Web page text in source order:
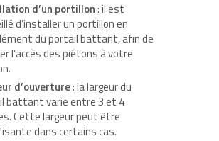
d’un portillon: il est
d’installer un portillon en
du portail battant, afin de
l’accès des piétons à votre
d’ouverture: la largeur du
battant varie entre 3 et 4
Cette largeur peut être
dans certains cas.